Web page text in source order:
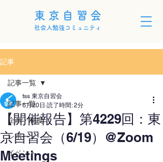
東京自習会
社会人勉強コミュニティ
記事
記事一覧
企画・制度
レポート
イベント
記事一覧
【開催報告】第4229回：東
京自習会（6/19）@Zoom
Meetings
tss 東京自習会
6月20日 読了時間: 2分